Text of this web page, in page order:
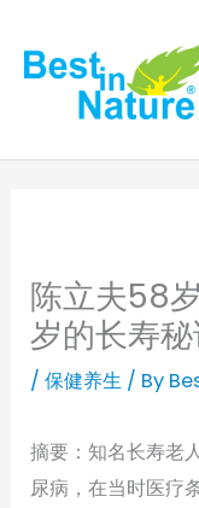
content
陈立夫58
岁的长寿
/保健养生 / By
摘要：知名长寿老
尿病，在当时医疗